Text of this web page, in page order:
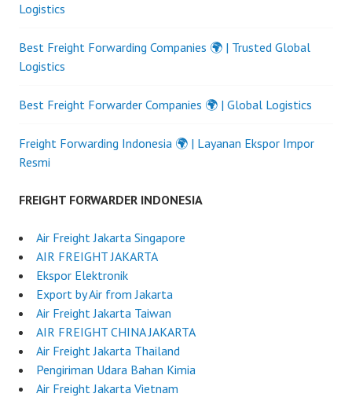
Logistics
Best Freight Forwarding Companies 🌍 | Trusted Global
Logistics
Best Freight Forwarder Companies 🌍 | Global Logistics
Freight Forwarding Indonesia 🌍 | Layanan Ekspor Impor
Resmi
FREIGHT FORWARDER INDONESIA
Air Freight Jakarta Singapore
AIR FREIGHT JAKARTA
Ekspor Elektronik
Export by Air from Jakarta
Air Freight Jakarta Taiwan
AIR FREIGHT CHINA JAKARTA
Air Freight Jakarta Thailand
Pengiriman Udara Bahan Kimia
Air Freight Jakarta Vietnam